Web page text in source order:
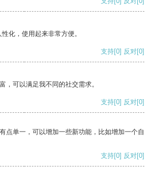
化，使用起来非常方便。
支持[0] 反对[0]
，可以满足我不同的社交需求。
支持[0] 反对[0]
点单一，可以增加一些新功能，比如增加一个自
支持[0] 反对[0]